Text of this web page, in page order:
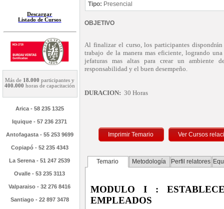
Descargar
Listado de Cursos
Más de 18.000 participantes y
400.000 horas de capacitación
Arica - 58 235 1325
Iquique - 57 236 2371
Antofagasta - 55 253 9699
Copiapó - 52 235 4343
La Serena - 51 247 2539
Ovalle - 53 235 3113
Valparaiso - 32 276 8416
Santiago - 22 897 3478
Tipo: Presencial
OBJETIVO
Al finalizar el curso, los participantes
trabajo de la manera mas eficiente, logrando
jefaturas mas altas para crear un ambiente
responsabilidad y el buen desempeño.
DURACION: 30 Horas
Imprimir Temario
Temario Metodología Perfil relatores
MODULO I :
EMPLEADOS